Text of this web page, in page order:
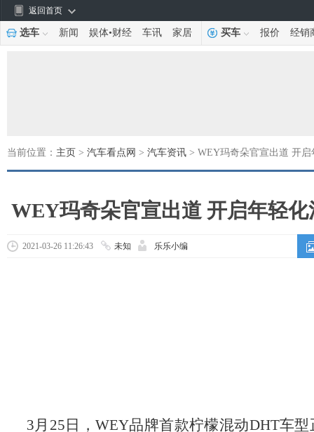
返回首页
选车 新闻 娱体•财经 车讯 家居 买车 报价 经销
当前位置： 主页 > 汽车看点网 > 汽车资讯 > WEY玛奇朵官宣出道 开
WEY玛奇朵官宣出道 开启年轻
2021-03-26 11:26:43 未知 乐乐小编
3月25日，WEY品牌首款柠檬混动DHT车